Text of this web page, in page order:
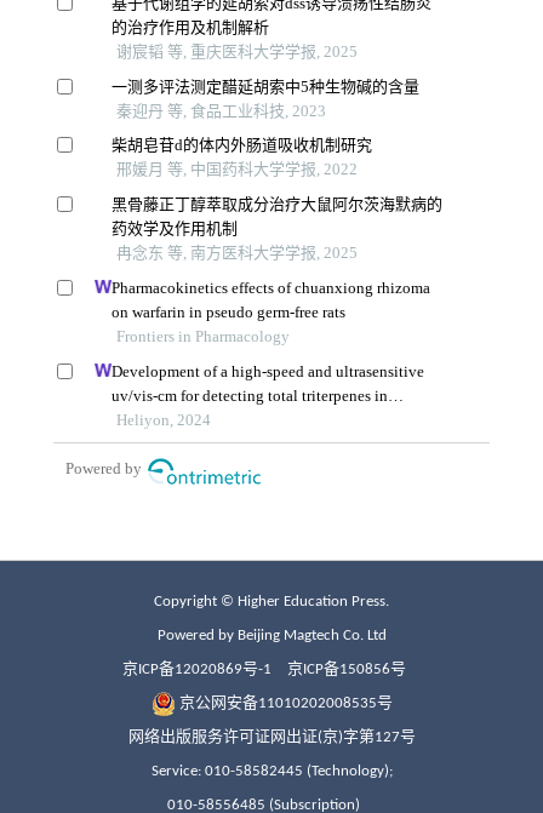
Copyright © Higher Education Press.
Powered by Beijing Magtech Co. Ltd
京ICP备12020869号-1 京ICP备150856号
京公网安备11010202008535号
网络出版服务许可证网出证(京)字第127号
Service: 010-58582445 (Technology);
010-58556485 (Subscription)